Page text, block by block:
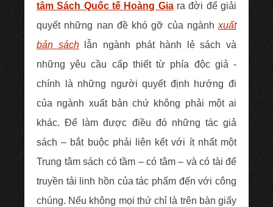
tâm Sách Quốc tế Hoàng Giara đời để giải
quyết những nan đề khó gỡ của ngànhxuất
bản sáchlẫn ngành phát hành lẻ sách và
những yêu cầu cấp thiết từ phía độc giả -
chính là những người quyết định hướng đi
của ngành xuất bản chứ không phải một ai
khác. Để làm được điều đó những tác giả
sách – bắt buộc phải liên kết với ít nhất một
Trung tâm sách có tầm – có tâm – và có tài để
truyền tải linh hồn của tác phẩm đến với công
chúng. Nếu không mọi thứ chỉ là trên bàn giấy